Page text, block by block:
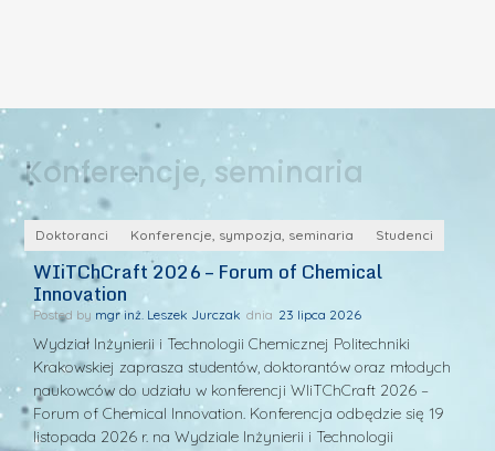
Konferencje, seminaria
Doktoranci Konferencje, sympozja, seminaria Studenci
WIiTChCraft 2026 – Forum of Chemical
Innovation
Posted by mgr inż. Leszek Jurczak 23 lipca 2026
Wydział Inżynierii i Technologii Chemicznej Politechniki
Krakowskiej zaprasza studentów, doktorantów oraz młodych
naukowców do udziału w konferencji WIiTChCraft 2026 –
Forum of Chemical Innovation. Konferencja odbędzie się 19
listopada 2026 r. na Wydziale Inżynierii i Technologii